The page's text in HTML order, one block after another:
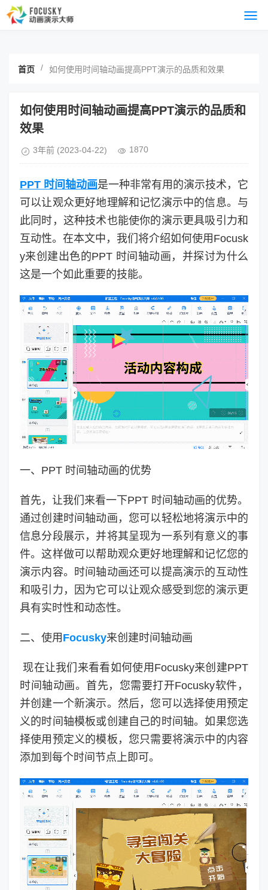
首页 / 如何使用时间轴动画提高PPT演示的品质和效果
如何使用时间轴动画提高PPT演示的品质和
效果
3年前 (2023-04-22) 1870
PPT 时间轴动画是一种非常有用的演示技术，它
可以让观众更好地理解和记忆演示中的信息。与
此同时，这种技术也能使你的演示更具吸引力和
互动性。在本文中，我们将介绍如何使用Focusk
y来创建出色的PPT 时间轴动画，并探讨为什么
这是一个如此重要的技能。
一、PPT 时间轴动画的优势
首先，让我们来看一下PPT 时间轴动画的优势。
通过创建时间轴动画，您可以轻松地将演示中的
信息分段展示，并将其呈现为一系列有意义的事
件。这样做可以帮助观众更好地理解和记忆您的
演示内容。时间轴动画还可以提高演示的互动性
和吸引力，因为它可以让观众感受到您的演示更
具有实时性和动态性。
二、使用 Focusky来创建时间轴动画
现在让我们来看看如何使用Focusky来创建PPT
时间轴动画。首先，您需要打开Focusky软件，
并创建一个新演示。然后，您可以选择使用预定
义的时间轴模板或创建自己的时间轴。如果您选
择使用预定义的模板，您只需要将演示中的内容
添加到每个时间节点上即可。